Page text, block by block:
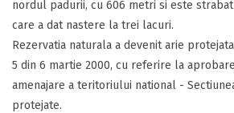
nordul padurii, cu 606 metri si este
care a dat nastere la trei lacuri.
Rezervatia naturala a devenit arie
5 din 6 martie 2000, cu referire la
amenajare a teritoriului national -
protejate.